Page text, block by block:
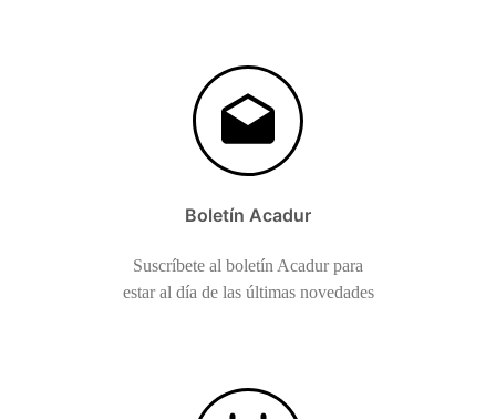
Boletín Acadur
Suscríbete al boletín Acadur para
estar al día de las últimas novedades